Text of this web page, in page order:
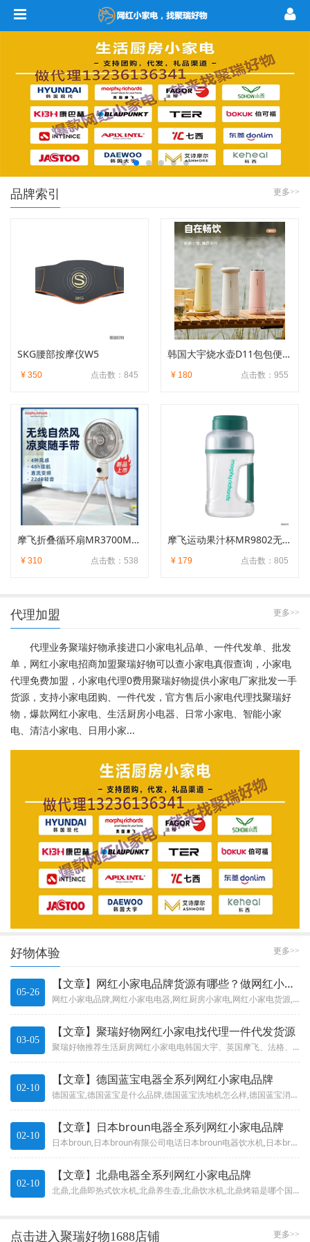
更多>>
品牌索引
SKG腰部按摩仪W5
点击数：845
¥ 350
韩国大宇烧水壶D11包包便携式电热水杯保温杯
点击数：955
¥ 180
摩飞折叠循环扇MR3700MR3800无线充电便携遥控
点击数：538
¥ 310
摩飞运动果汁杯MR9802无线充电双盖榨汁杯户外大容量
点击数：805
¥ 179
更多>>
代理加盟
代理业务聚瑞好物承接进口小家电礼品单、一件代发单、批发
单，网红小家电招商加盟聚瑞好物可以查小家电真假查询，小家电
代理免费加盟，小家电代理0费用聚瑞好物提供小家电厂家批发一手
货源，支持小家电团购、一件代发，官方售后小家电代理找聚瑞好
物，爆款网红小家电、生活厨房小电器、日常小家电、智能小家
电、清洁小家电、日用小家...
更多>>
好物体验
05-26
【文章】网红小家电品牌货源有哪些？做网红小家电代理靠谱吗？
网红小家电品牌,网红小家电电器,网红厨房小家电,网红小家电货源,深圳网红小家电产品,小家电网红化,小家电网红品牌有哪些？...
03-05
【文章】聚瑞好物网红小家电找代理一件代发货源
聚瑞好物推荐生活厨房网红小家电电韩国大宇、英国摩飞、法格、康巴赫、德国蓝宝、杰斯通、石崎秀儿、Bruno、迈卡罗、东菱、...
02-10
【文章】德国蓝宝电器全系列网红小家电品牌
德国蓝宝,德国蓝宝是什么品牌,德国蓝宝洗地机怎么样,德国蓝宝消毒刀架怎么样,德国蓝宝音响,德国蓝宝升降火锅,德国蓝宝汽车...
02-10
【文章】日本broun电器全系列网红小家电品牌
日本broun,日本broun有限公司电话日本broun电器饮水机,日本broun电器怎么样,日本broun电器的待遇怎...
02-10
【文章】北鼎电器全系列网红小家电品牌
北鼎,北鼎即热式饮水机,北鼎养生壶,北鼎饮水机,北鼎烤箱是哪个国家的品牌,北鼎蒸炖锅,北鼎股份公司概况,北鼎是哪个国家的...
更多>>
点击进入聚瑞好物1688店铺